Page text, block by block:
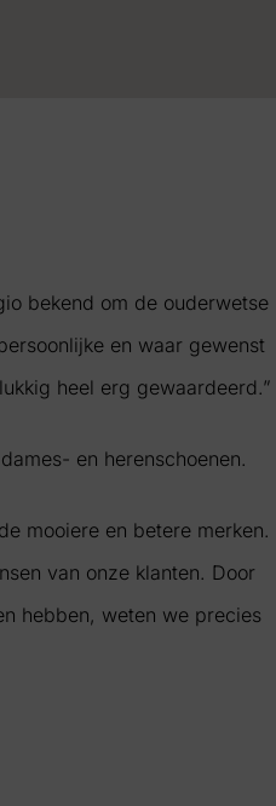
bekend om de ouderwetse
en waar gewenst
heel erg gewaardeerd.”
en herenschoenen.
mooiere en betere merken.
van onze klanten. Door
hebben, weten we precies